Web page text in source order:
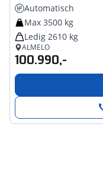
Automatisch
Max 3500 kg
Ledig 2610 kg
ALMELO
100.990,-